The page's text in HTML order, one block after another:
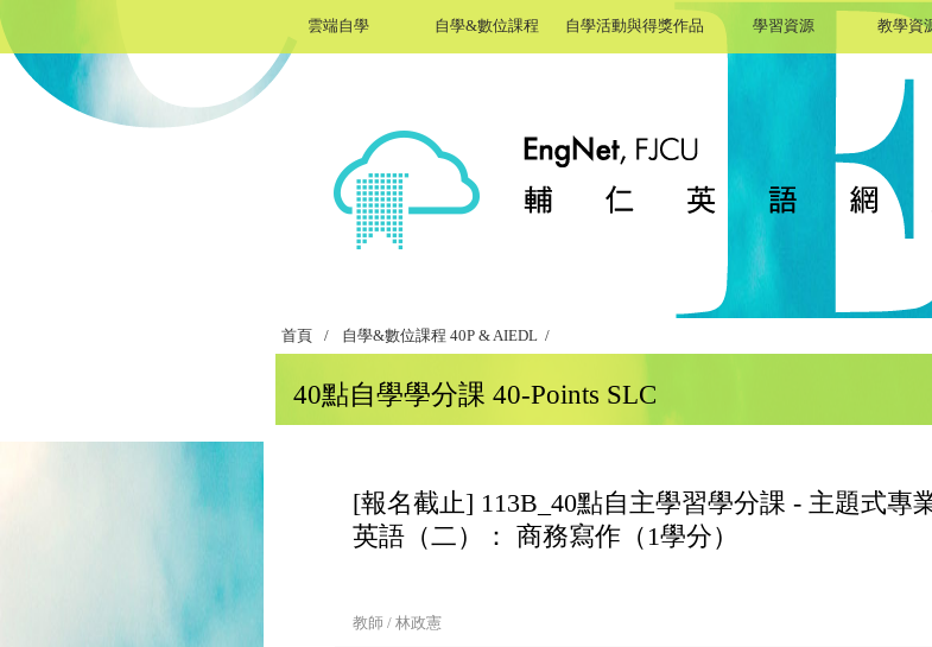
雲端自學 自學&數位課程 自學活動與得獎作品 學習資源 教學資
首頁 / 自學&數位課程 40P & AIEDL /
40點自學學分課 40-Points SLC
[報名截止] 113B_40點自主學習學分課 - 主題式專
英語（二）： 商務寫作（1學分）
教師 / 林政憲